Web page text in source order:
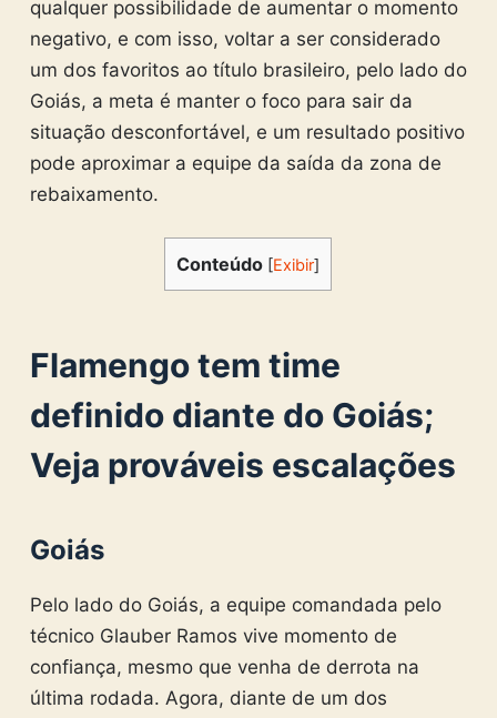
qualquer possibilidade de aumentar o momento
negativo, e com isso, voltar a ser considerado
um dos favoritos ao título brasileiro, pelo lado do
Goiás, a meta é manter o foco para sair da
situação desconfortável, e um resultado positivo
pode aproximar a equipe da saída da zona de
rebaixamento.
Conteúdo [Exibir]
Flamengo tem time
definido diante do Goiás;
Veja prováveis escalações
Goiás
Pelo lado do Goiás, a equipe comandada pelo
técnico Glauber Ramos vive momento de
confiança, mesmo que venha de derrota na
última rodada. Agora, diante de um dos